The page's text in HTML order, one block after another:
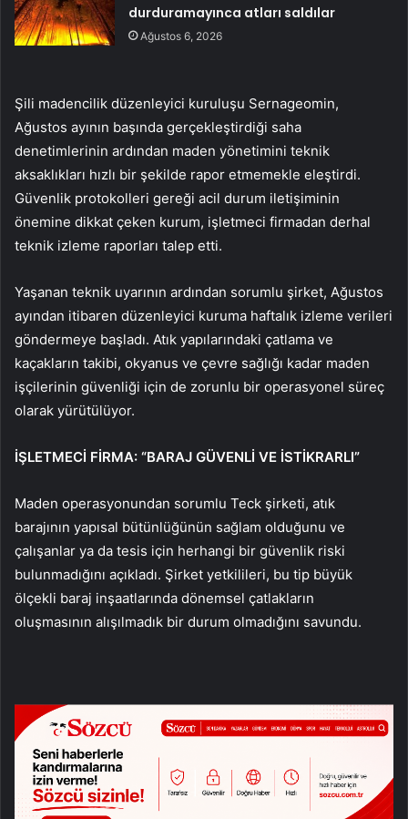
durduramayınca atları saldılar
Ağustos 6, 2026
Şili madencilik düzenleyici kuruluşu Sernageomin,
Ağustos ayının başında gerçekleştirdiği saha
denetimlerinin ardından maden yönetimini teknik
aksaklıkları hızlı bir şekilde rapor etmemekle eleştirdi.
Güvenlik protokolleri gereği acil durum iletişiminin
önemine dikkat çeken kurum, işletmeci firmadan derhal
teknik izleme raporları talep etti.
Yaşanan teknik uyarının ardından sorumlu şirket, Ağustos
ayından itibaren düzenleyici kuruma haftalık izleme verileri
göndermeye başladı. Atık yapılarındaki çatlama ve
kaçakların takibi, okyanus ve çevre sağlığı kadar maden
işçilerinin güvenliği için de zorunlu bir operasyonel süreç
olarak yürütülüyor.
İŞLETMECİ FİRMA: “BARAJ GÜVENLİ VE İSTİKRARLI”
Maden operasyonundan sorumlu Teck şirketi, atık
barajının yapısal bütünlüğünün sağlam olduğunu ve
çalışanlar ya da tesis için herhangi bir güvenlik riski
bulunmadığını açıkladı. Şirket yetkilileri, bu tip büyük
ölçekli baraj inşaatlarında dönemsel çatlakların
oluşmasının alışılmadık bir durum olmadığını savundu.